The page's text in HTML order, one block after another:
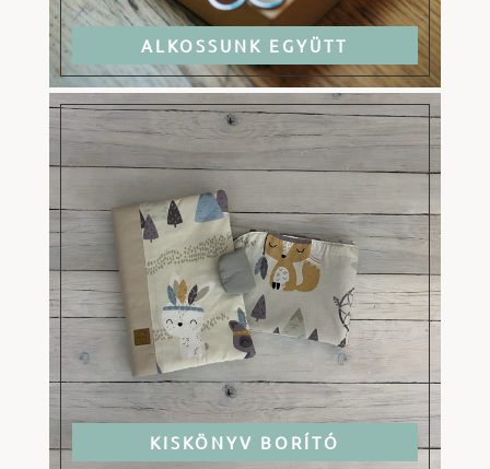
ALKOSSUNK EGYÜTT
KISKÖNYV BORÍTÓ